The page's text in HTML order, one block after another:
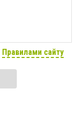
Правилами сайту